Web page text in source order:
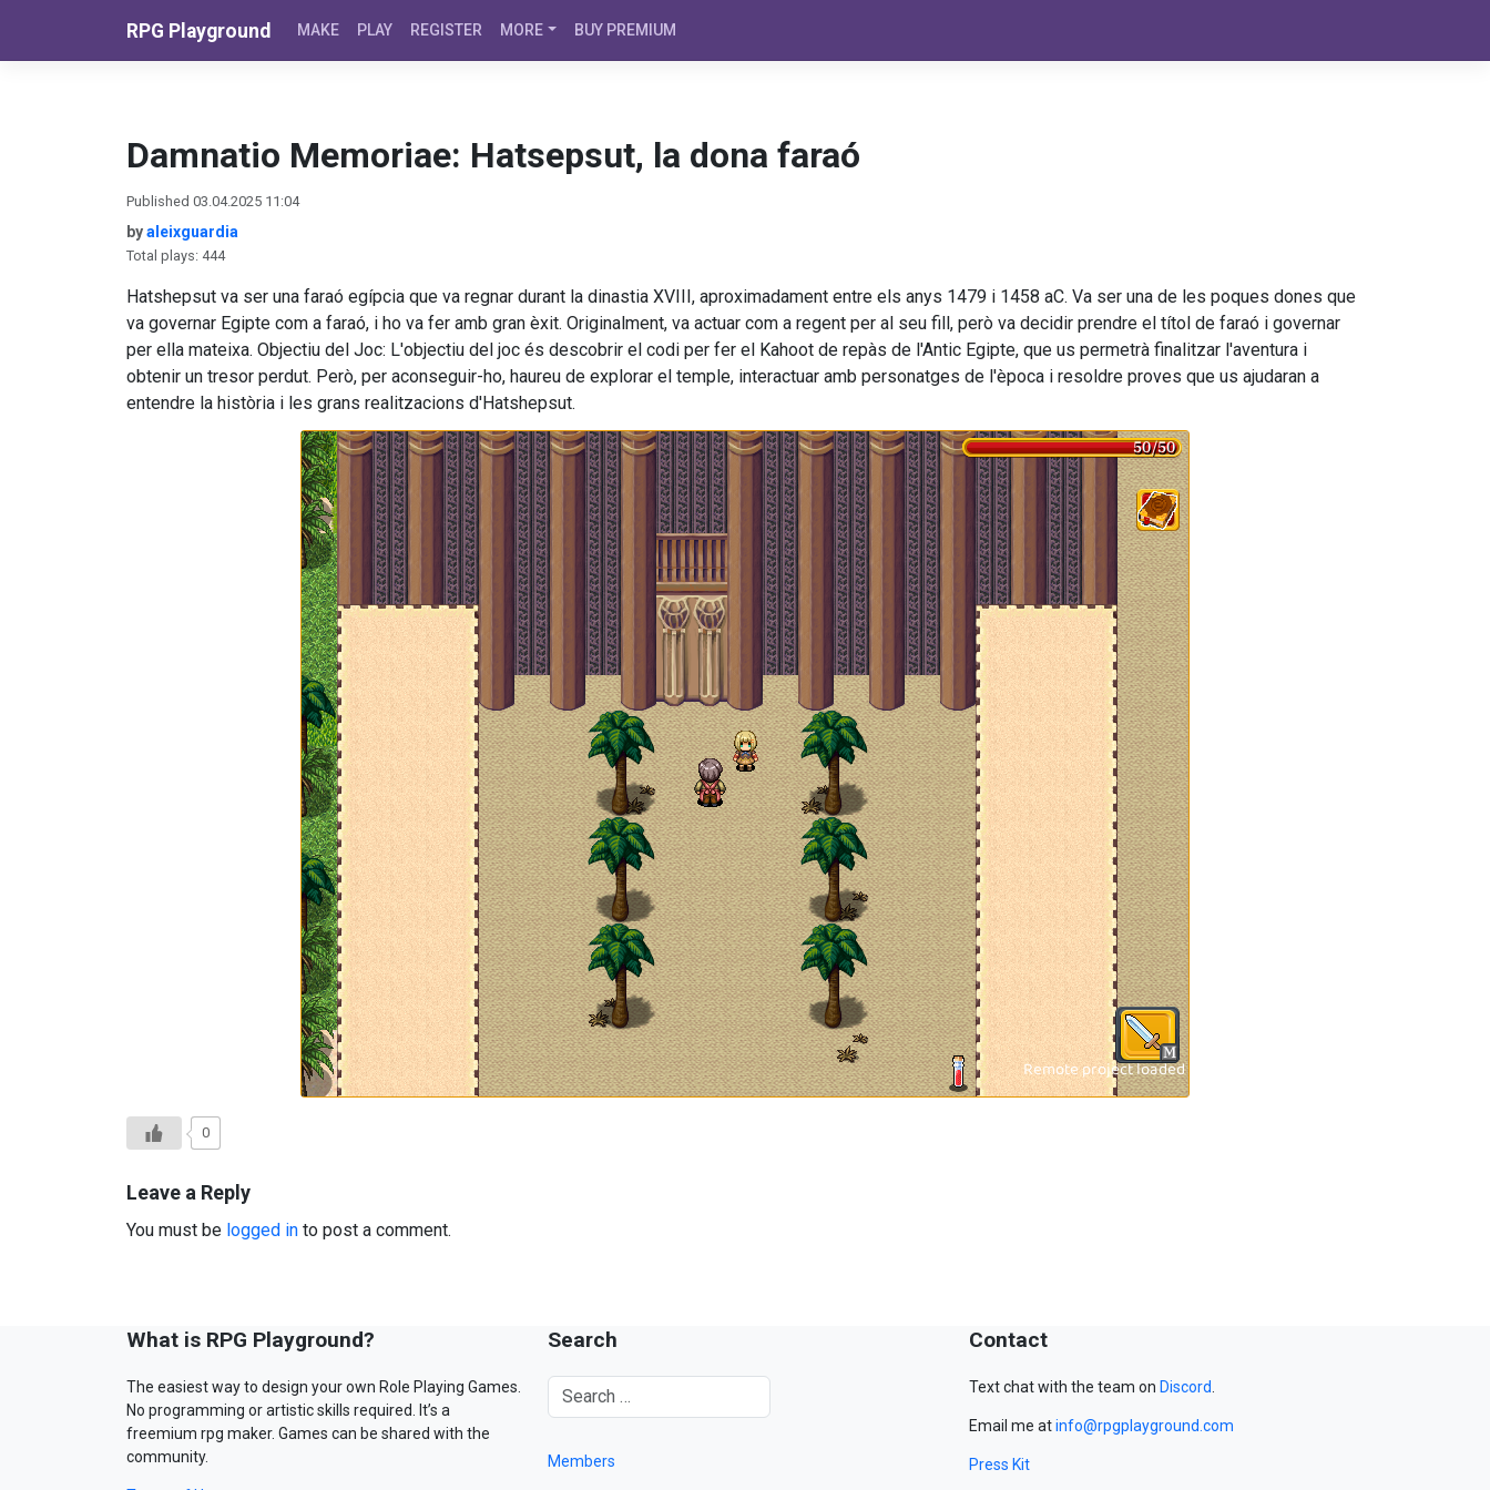
RPG Playground MAKE PLAY REGISTER MORE BUY PREMIUM
Damnatio Memoriae: Hatsepsut, la dona faraó
Published 03.04.2025 11:04
byaleixguardia
Total plays: 444
Hatshepsut va ser una faraó egípcia que va regnar durant la dinastia XVIII, aproximadament entre els anys 1479 i 1458 aC. Va ser una de les poques dones que
va governar Egipte com a faraó, i ho va fer amb gran èxit. Originalment, va actuar com a regent per al seu fill, però va decidir prendre el títol de faraó i governar
per ella mateixa. Objectiu del Joc: L'objectiu del joc és descobrir el codi per fer el Kahoot de repàs de l'Antic Egipte, que us permetrà finalitzar l'aventura i
obtenir un tresor perdut. Però, per aconseguir-ho, haureu de explorar el temple, interactuar amb personatges de l'època i resoldre proves que us ajudaran a
entendre la història i les grans realitzacions d'Hatshepsut.
0
Leave a Reply
You must be logged in to post a comment.
What is RPG Playground?
The easiest way to design your own Role Playing Games.
No programming or artistic skills required. It’s a
freemium rpg maker. Games can be shared with the
community.
Search
Members
Contact
Text chat with the team on Discord
Email me atinfo@rpgplayground.com
Press Kit